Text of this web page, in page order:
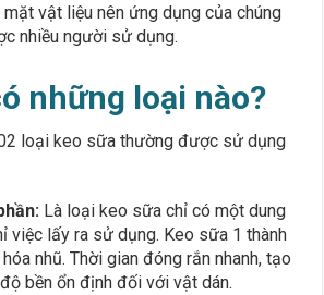
vật liệu nên ứng dụng của chúng
nhiều người sử dụng.
những loại nào?
loại keo sữa thường được sử dụng
Là loại keo sữa chỉ có một dung
việc lấy ra sử dụng. Keo sữa 1 thành
nhũ. Thời gian đóng rắn nhanh, tạo
bền ổn định đối với vật dán.